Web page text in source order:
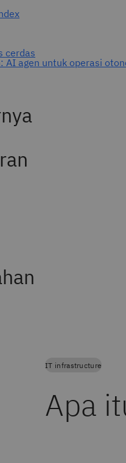
IT infrastructure
Apa